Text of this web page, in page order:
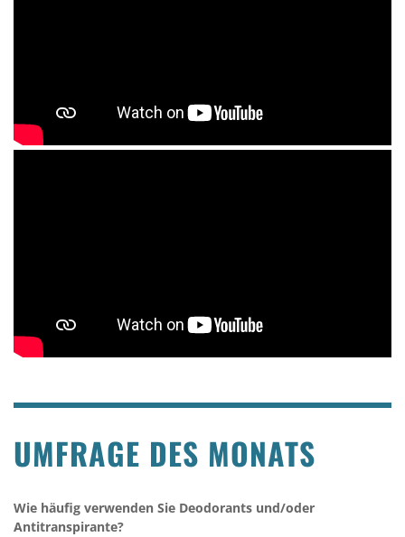
UMFRAGE DES MONATS
Wie häufig verwenden Sie Deodorants und/oder
Antitranspirante?